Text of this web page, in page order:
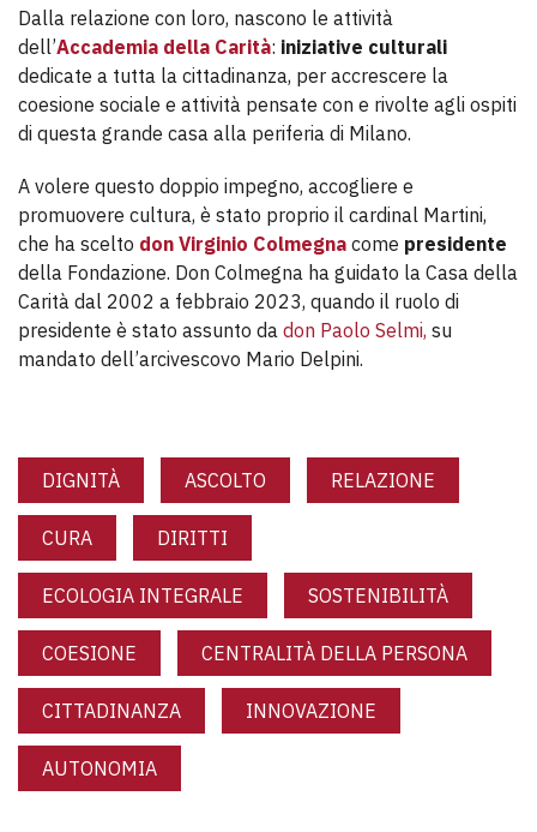
Dalla relazione con loro, nascono le attività
dell’Accademia della Carità: iniziative culturali
dedicate a tutta la cittadinanza, per accrescere la
coesione sociale e attività pensate con e rivolte agli ospiti
di questa grande casa alla periferia di Milano.
A volere questo doppio impegno, accogliere e
promuovere cultura, è stato proprio il cardinal Martini,
che ha scelto don Virginio Colmegna come presidente
della Fondazione. Don Colmegna ha guidato la Casa della
Carità dal 2002 a febbraio 2023, quando il ruolo di
presidente è stato assunto da don Paolo Selmi, su
mandato dell’arcivescovo Mario Delpini.
DIGNITÀ ASCOLTO RELAZIONE
CURA DIRITTI
ECOLOGIA INTEGRALE SOSTENIBILITÀ
COESIONE CENTRALITÀ DELLA PERSONA
CITTADINANZA INNOVAZIONE
AUTONOMIA